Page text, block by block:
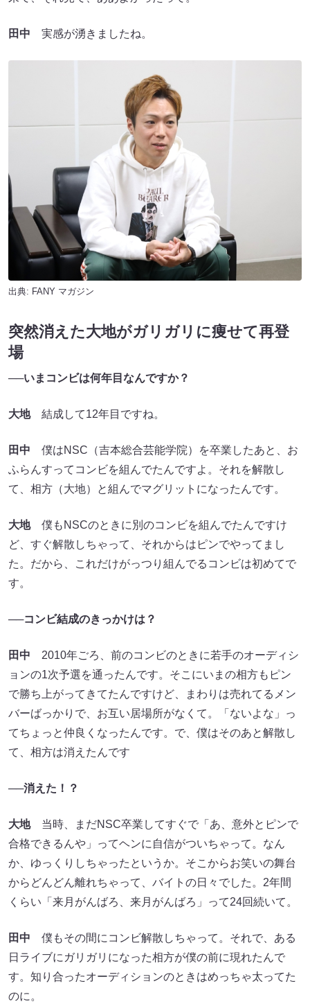
田中 実感が湧きましたね。
出典: FANY マガジン
突然消えた大地がガリガリに痩せて再登
場
──いまコンビは何年目なんですか？
大地結成して12年目ですね。
田中 僕はNSC（吉本総合芸能学院）を卒業したあと、お
ふらんすってコンビを組んでたんですよ。それを解散し
て、相方（大地）と組んでマグリットになったんです。
大地僕もNSCのときに別のコンビを組んでたんですけ
ど、すぐ解散しちゃって、それからはピンでやってまし
た。だから、これだけがっつり組んでるコンビは初めてで
す。
──コンビ結成のきっかけは？
田中 2010年ごろ、前のコンビのときに若手のオーディシ
ョンの1次予選を通ったんです。そこにいまの相方もピン
で勝ち上がってきてたんですけど、まわりは売れてるメン
バーばっかりで、お互い居場所がなくて。「ないよな」っ
てちょっと仲良くなったんです。で、僕はそのあと解散し
て、相方は消えたんです
──消えた！？
大地当時、まだNSC卒業してすぐで「あ、意外とピンで
合格できるんや」ってヘンに自信がついちゃって。なん
か、ゆっくりしちゃったというか。そこからお笑いの舞台
からどんどん離れちゃって、バイトの日々でした。2年間
くらい「来月がんばろ、来月がんばろ」って24回続いて。
田中 僕もその間にコンビ解散しちゃって。それで、ある
日ライブにガリガリになった相方が僕の前に現れたんで
す。知り合ったオーディションのときはめっちゃ太ってた
のに。